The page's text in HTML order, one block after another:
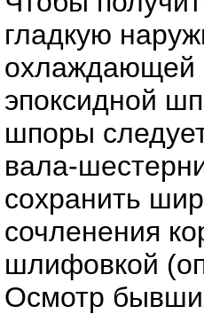
гладкую
охлаждающей
эпоксидной
шпоры
вала-
сохранить
сочленения
шлифовкой
Осмотр